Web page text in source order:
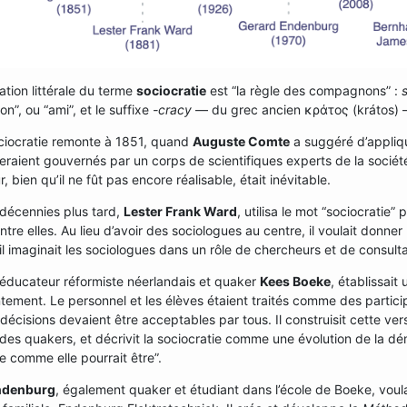
littérale du terme sociocratie est “la règle des compagnons” :
ou “ami”, et le suffixe -cracy — du grec ancien κράτος (krátos)
remonte à 1851, quand Auguste Comte a suggéré
gouvernés par un corps de scientifiques experts de la
bien qu’il ne fût pas encore réalisable, était inévitable.
plus tard, Lester Frank Ward, utilisa le mot “sociocratie”
elles. Au lieu d’avoir des sociologues au centre, il voulait
imaginait les sociologues dans un rôle de chercheurs et de
réformiste néerlandais et quaker Kees Boeke, établissait
Le personnel et les élèves étaient traités comme des
devaient être acceptables par tous. Il construisit cette
quakers, et décrivit la sociocratie comme une évolution de la
comme elle pourrait être”.
, également quaker et étudiant dans l’école de Boeke,